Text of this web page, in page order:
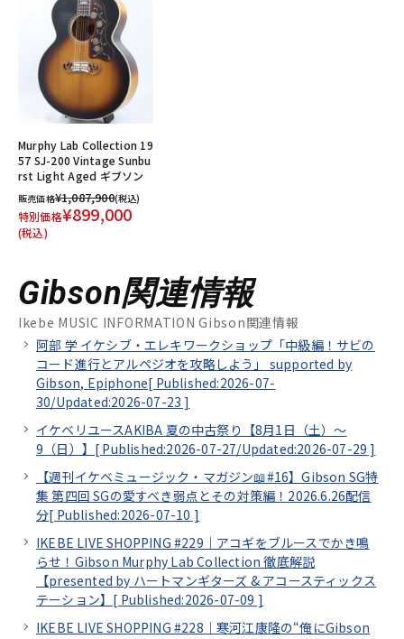
Murphy Lab Collection 19
57 SJ-200 Vintage Sunbu
rst Light Aged ギブソン
販売価格¥1,087,900(税込)
特別価格¥899,000
(税込)
Gibson関連情報
Ikebe MUSIC INFORMATION Gibson関連情報
阿部 学 イケシブ・エレキワークショップ「中級編！サビの
コード進行とアルペジオを攻略しよう」 supported by
Gibson, Epiphone[ Published:2026-07-
30/Updated:2026-07-23 ]
イケベリユースAKIBA 夏の中古祭り【8月1日（土）～
9（日）】[ Published:2026-07-27/Updated:2026-07-29 ]
【週刊イケベミュージック・マガジン📖#16】Gibson SG特
集 第四回 SGの愛すべき弱点とその対策編！2026.6.26配信
分[ Published:2026-07-10 ]
IKEBE LIVE SHOPPING #229｜アコギをブルースでかき鳴
らせ！Gibson Murphy Lab Collection 徹底解説
【presented by ハートマンギターズ & アコースティックス
テーション】[ Published:2026-07-09 ]
IKEBE LIVE SHOPPING #228｜寒河江康隆の“俺にGibson